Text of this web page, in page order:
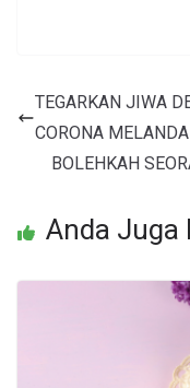
TEGARKAN JIWA
CORONA MELANDA
BOLEHKAH
Anda Juga